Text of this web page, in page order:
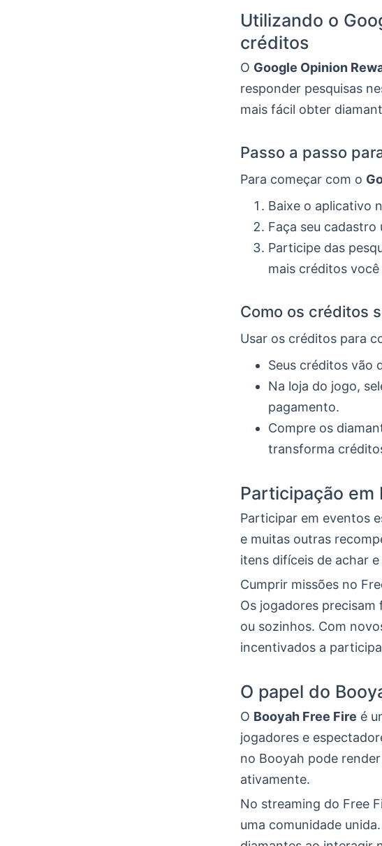
Utilizando o
créditos
O Google Opinion
responder pesquisas
mais fácil obter
Passo a passo
Para começar com o
Baixe o aplicativo
Faça seu cadastro
Participe das
mais créditos você
Como os créditos
Usar os créditos para
Seus créditos vão
Na loja do jogo,
pagamento.
Compre os
transforma
Participação em
Participar em eventos
e muitas outras
itens difíceis de achar
Cumprir missões no
Os jogadores
ou sozinhos. Com
incentivados a
O papel do
O Booyah Free Fire é
jogadores e
no Booyah pode
ativamente.
No streaming do Free
uma comunidade